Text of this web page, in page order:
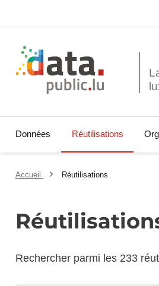
Données Réutilisations
Accueil Réutilisations
Rechercher parmi les 233